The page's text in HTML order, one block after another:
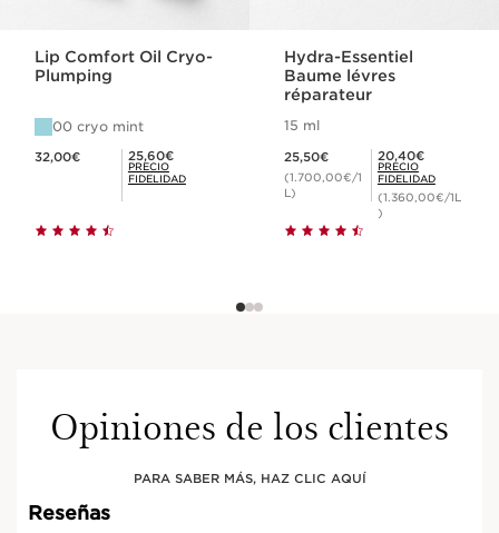
Lip Comfort Oil Cryo-
Plumping
00 cryo mint
32,00€ Precio Fidelidad 25,60€
25,60€
PRECIO
FIDELIDAD
Hydra-Essentiel
Baume lévres
réparateur
15 ml
25,50€
(1.700,00€/1
L)
Precio Fidelidad 20,40€
20,40€
PRECIO
FIDELIDAD
(1.360,00€/1L
)
Opiniones de los clientes
PARA SABER MÁS, HAZ CLIC AQUÍ